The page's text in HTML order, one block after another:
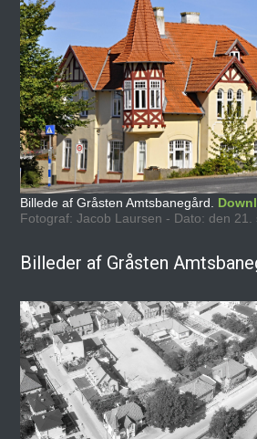
Billede af Gråsten Amtsbanegård.
Fotograf: Jacob Laursen - Dato: den 21.
Billeder af Gråsten